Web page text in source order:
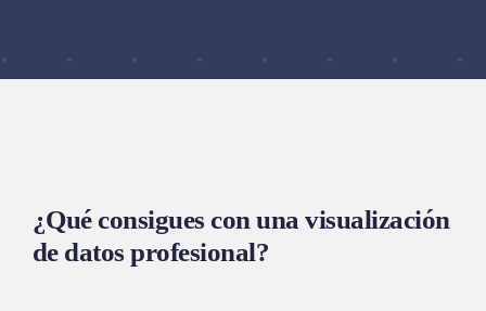
¿Qué consigues con una visualización
de datos profesional?